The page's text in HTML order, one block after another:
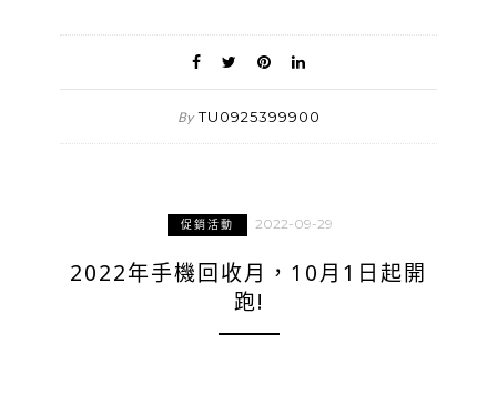
By TU0925399900
促銷活動 2022-09-29
2022年手機回收月，10月1日起開
跑!